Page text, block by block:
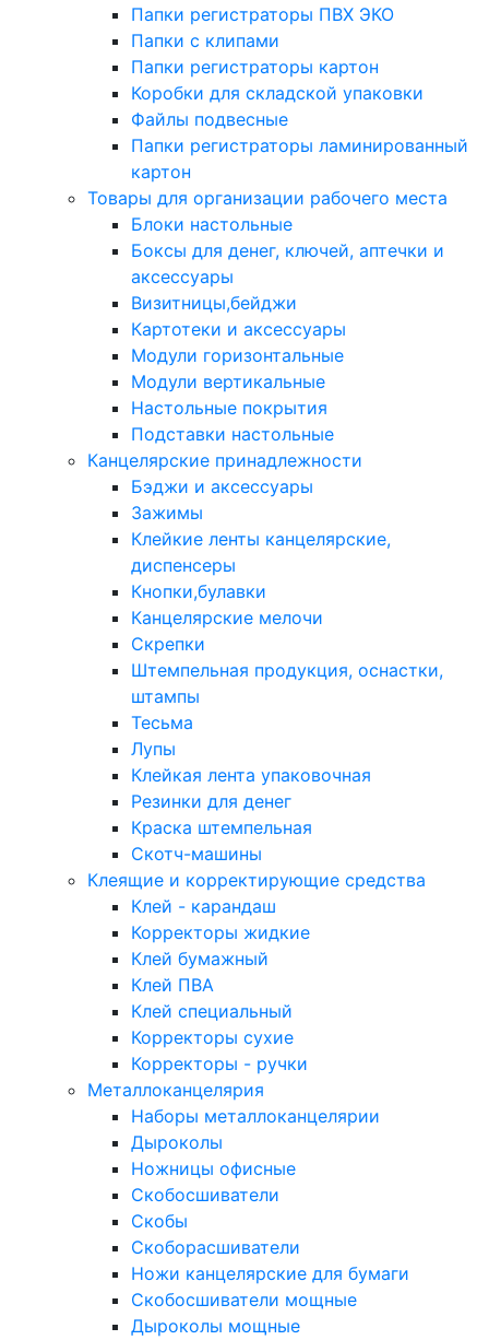
Папки регистраторы ПВХ ЭКО
Папки с клипами
Папки регистраторы картон
Коробки для складской упаковки
Файлы подвесные
Папки регистраторы ламинированный
картон
Товары для организации рабочего места
Блоки настольные
Боксы для денег, ключей, аптечки и
аксессуары
Визитницы,бейджи
Картотеки и аксессуары
Модули горизонтальные
Модули вертикальные
Настольные покрытия
Подставки настольные
Канцелярские принадлежности
Бэджи и аксессуары
Зажимы
Клейкие ленты канцелярские,
диспенсеры
Кнопки,булавки
Канцелярские мелочи
Скрепки
Штемпельная продукция, оснастки,
штампы
Тесьма
Лупы
Клейкая лента упаковочная
Резинки для денег
Краска штемпельная
Скотч-машины
Клеящие и корректирующие средства
Клей - карандаш
Корректоры жидкие
Клей бумажный
Клей ПВА
Клей специальный
Корректоры сухие
Корректоры - ручки
Металлоканцелярия
Наборы металлоканцелярии
Дыроколы
Ножницы офисные
Скобосшиватели
Скобы
Скоборасшиватели
Ножи канцелярские для бумаги
Скобосшиватели мощные
Дыроколы мощные